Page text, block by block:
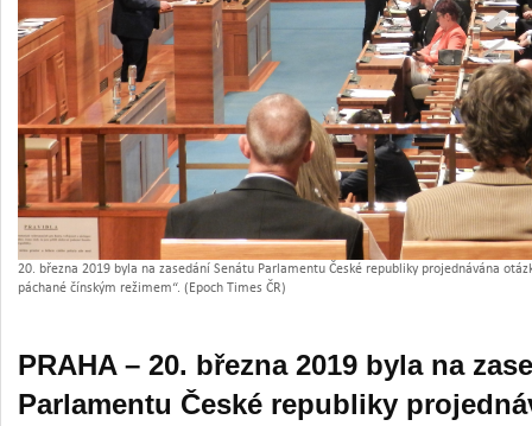
20. března 2019 byla na zasedání Senátu Parlamentu České republiky projednávána
páchané čínským režimem“. (Epoch Times ČR)
PRAHA – 20. března 2019 byla na
Parlamentu České republiky